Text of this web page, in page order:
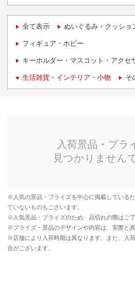
全て表示 ぬいぐるみ・クッショ
フィギュア・ホビー
キーホルダー・マスコット・アクセ
生活雑貨・インテリア・小物 そ